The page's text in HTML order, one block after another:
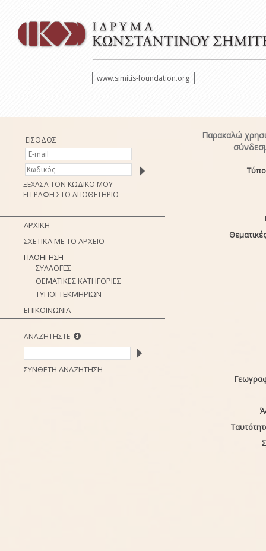
www.simitis-foundation.org
ΕΙΣΟΔΟΣ
ΞΕΧΑΣΑ ΤΟΝ ΚΩΔΙΚΟ ΜΟΥ
ΕΓΓΡΑΦΗ ΣΤΟ ΑΠΟΘΕΤΗΡΙΟ
ΑΡΧΙΚΗ
ΣΧΕΤΙΚΑ ΜΕ ΤΟ ΑΡΧΕΙΟ
ΠΛΟΗΓΗΣΗ
ΣΥΛΛΟΓΕΣ
ΘΕΜΑΤΙΚΕΣ ΚΑΤΗΓΟΡΙΕΣ
ΤΥΠΟΙ ΤΕΚΜΗΡΙΩΝ
ΕΠΙΚΟΙΝΩΝΙΑ
ΑΝΑΖΗΤΗΣΤΕ
ΣΥΝΘΕΤΗ ΑΝΑΖΗΤΗΣΗ
Παρακαλώ